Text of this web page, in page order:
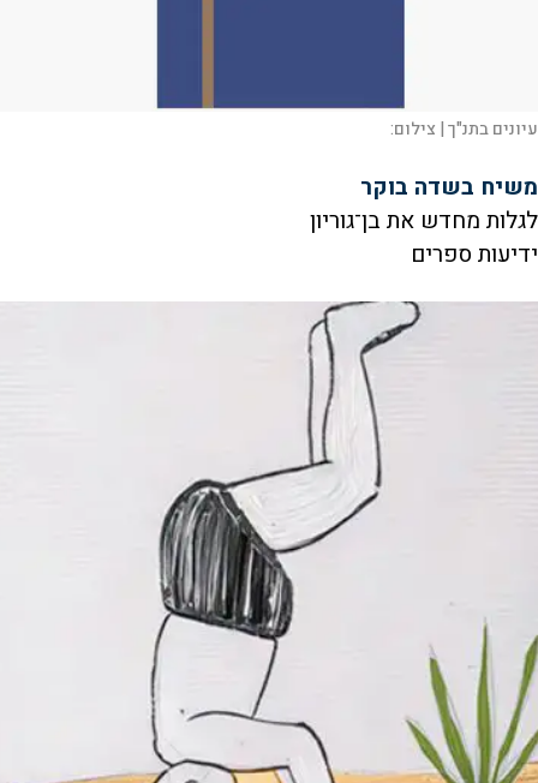
עיונים בתנ"ך | צילום:
משיח בשדה בוקר
לגלות מחדש את בן־גוריון
ידיעות ספרים